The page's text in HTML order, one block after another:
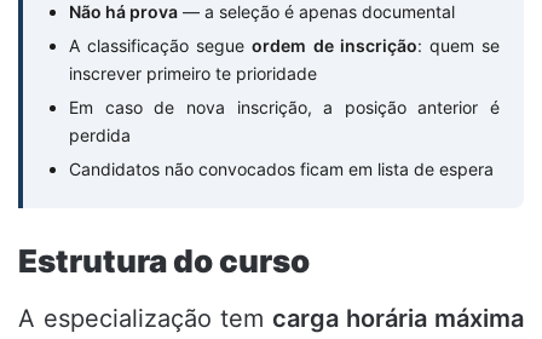
Não há prova — a seleção é apenas documental
A classificação segueordem de inscrição: quem se
inscrever primeiro te prioridade
Em caso de nova inscrição, a posição anterior é
perdida
Candidatos não convocados ficam em lista de espera
Estrutura do curso
A especialização tem carga horária máxima